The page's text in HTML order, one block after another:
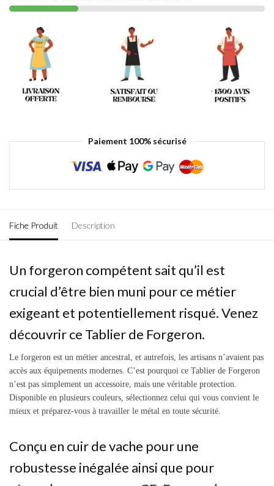
Paiement 100% sécurisé
Fiche Produit Description
Un forgeron compétent sait qu’il est
crucial d’être bien muni pour ce métier
exigeant et potentiellement risqué. Venez
découvrir ce Tablier de Forgeron.
Le forgeron est un métier ancestral, et autrefois, les artisans n’avaient pas
accès aux équipements modernes. C’est pourquoi ce Tablier de Forgeron
n’est pas simplement un accessoire, mais une véritable protection.
Disponible en plusieurs couleurs, sélectionnez celui qui vous convient le
mieux et préparez-vous à travailler le métal en toute sécurité.
Conçu en cuir de vache pour une
robustesse inégalée ainsi que pour